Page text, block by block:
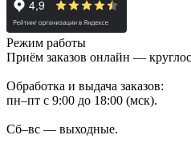
Режим работы
Приём заказов онлайн —
Обработка и выдача заказов:
пн–пт с 9:00 до 18:00 (мск).
Сб–вс — выходные.